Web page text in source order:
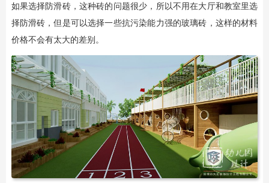
如果选择防滑砖，这种砖的问题很少，所以不用在大厅和教室里选
择防滑砖，但是可以选择一些抗污染能力强的玻璃砖，这样的材料
价格不会有太大的差别。